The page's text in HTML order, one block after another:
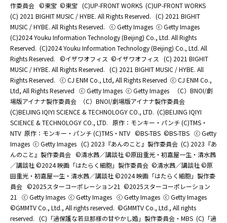
作委員会 ©東宝 ©東宝 (C)UP-FRONT WORKS (C)UP-FRONT WORKS
(C) 2021 BIGHIT MUSIC / HYBE. All Rights Reserved. (C) 2021 BIGHIT
MUSIC / HYBE. All Rights Reserved. ⓒ Getty Images ⓒ Getty Images
(C)2024 Youku Information Technology (Beijing) Co., Ltd. All Rights
Reserved. (C)2024 Youku Information Technology (Beijing) Co., Ltd. All
Rights Reserved. ©イザワオフィス ©イザワオフィス
(C) 2021 BIGHIT
MUSIC / HYBE. All Rights Reserved. (C) 2021 BIGHIT MUSIC / HYBE. All
Rights Reserved. ⓒ CJ ENM Co., Ltd, All Rights Reserved ⓒ CJ ENM Co.,
Ltd, All Rights Reserved ⓒ Getty Images ⓒ Getty Images
（C）BNOI/劇
場版アイナナ製作委員会
（C）BNOI/劇場版アイナナ製作委員会
(C)BEIJING IQIYI SCIENCE & TECHNOLOGY CO., LTD. (C)BEIJING IQIYI
SCIENCE & TECHNOLOGY CO., LTD.
原作：モンキー・パンチ (C)TMS・
NTV 原作：モンキー・パンチ (C)TMS・NTV ©BS-TBS ©BS-TBS ⓒ Getty
Images ⓒ Getty Images (C) 2023『あんのこと』製作委員会 (C) 2023『あ
んのこと』製作委員会 ©清水茜／講談社 ©原田重光・初嘉屋一生・清水茜
／講談社 ©2024 映画「はたらく細胞」製作委員会 ©清水茜／講談社 ©原
田重光・初嘉屋一生・清水茜／講談社 ©2024 映画「はたらく細胞」製作委
員会 ©2025スターコーポレーション21 ©2025スターコーポレーション
21
ⓒ Getty Images ⓒ Getty Images ⓒ Getty Images ⓒ Getty Images
©GMMTV Co., Ltd., All rights reserved. ©GMMTV Co., Ltd., All rights
reserved. (C)「過保護な若旦那様の甘やかし婚」製作委員会・MBS (C)「過